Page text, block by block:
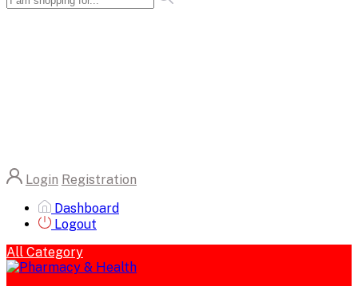
Login Registration
Dashboard
Logout
All Category